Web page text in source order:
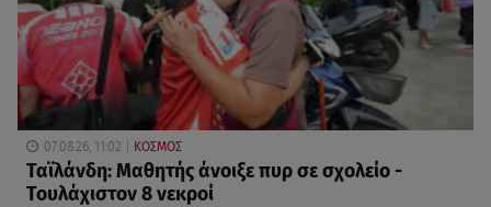
07.08.26, 11:02 ΚΟΣΜΟΣ
Ταϊλάνδη: Μαθητής άνοιξε πυρ σε σχολείο -
Τουλάχιστον 8 νεκροί